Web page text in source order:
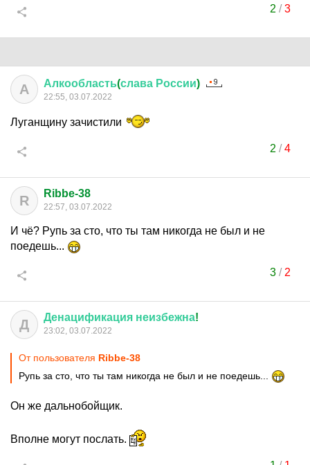
2 /3
А Алкообласть(слава России)
22:55, 03.07.2022
Луганщину зачистили
2 /4
R Ribbe-38
22:57, 03.07.2022
И чё? Рупь за сто, что ты там никогда не был и не
поедешь...
3/ 2
Д Денацификация неизбежна!
23:02, 03.07.2022
От пользователя Ribbe-38
Рупь за сто, что ты там никогда не был и не поедешь...
Он же дальнобойщик.
Вполне могут послать.